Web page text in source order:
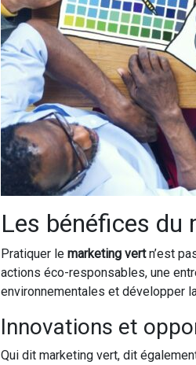
Les bénéfices du
Pratiquer le marketing vertn’est
actions éco-responsables, une
environnementales et développer
Innovations et
Qui dit marketing vert, dit